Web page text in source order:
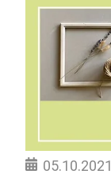
05.10.2021